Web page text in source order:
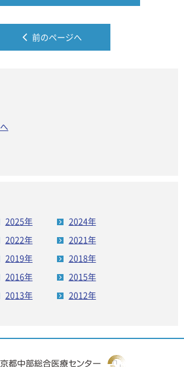
前のページへ
2025年
2024年
2022年
2021年
2019年
2018年
2016年
2015年
2013年
2012年